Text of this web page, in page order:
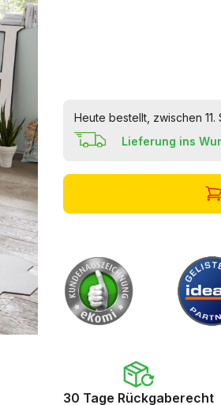
Heute bestellt, zwischen
Lieferung ins
30 Tage Rückgaberecht